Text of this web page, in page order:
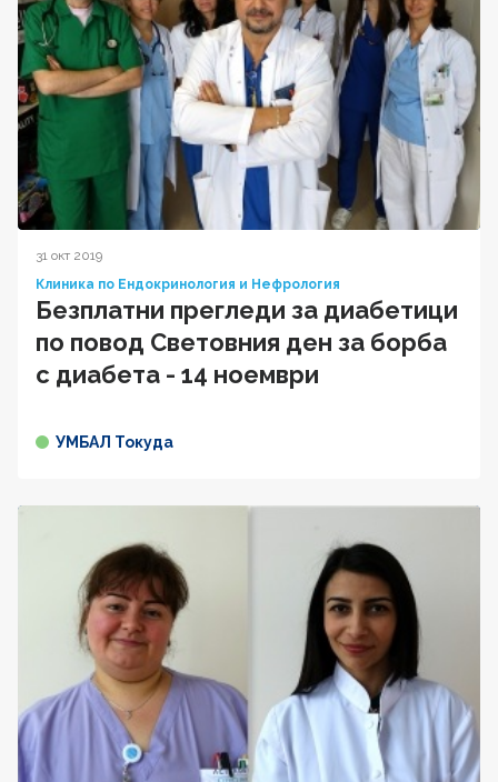
31 окт 2019
Клиника по Ендокринология и Нефрология
Безплатни прегледи за диабетици
по повод Световния ден за борба
с диабета - 14 ноември
УМБАЛ Токуда